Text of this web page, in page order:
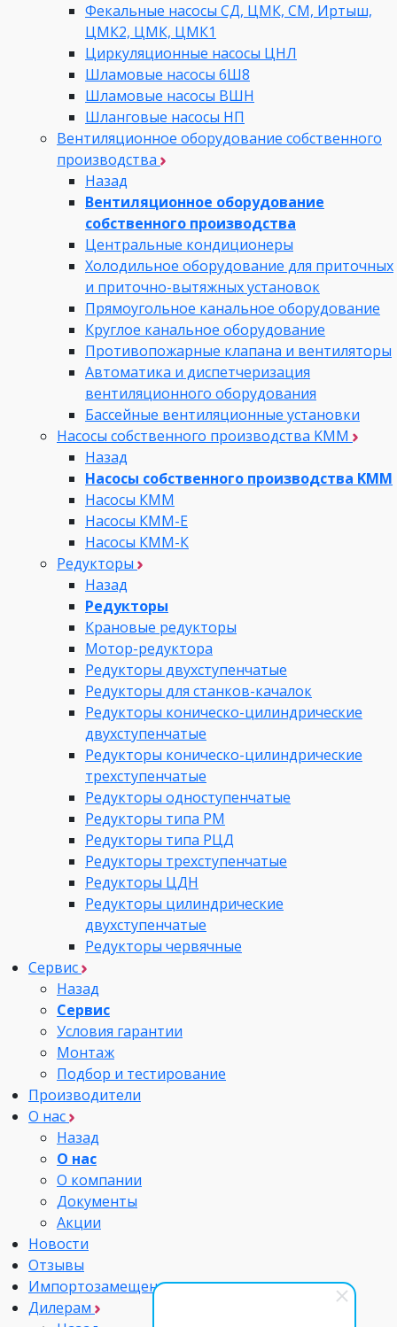
Фекальные насосы СД, ЦМК, СМ, Иртыш,
ЦМК2, ЦМК, ЦМК1
Циркуляционные насосы ЦНЛ
Шламовые насосы 6Ш8
Шламовые насосы ВШН
Шланговые насосы НП
Вентиляционное оборудование собственного
производства
Назад
Вентиляционное оборудование
собственного производства
Центральные кондиционеры
Холодильное оборудование для приточных
и приточно-вытяжных установок
Прямоугольное канальное оборудование
Круглое канальное оборудование
Противопожарные клапана и вентиляторы
Автоматика и диспетчеризация
вентиляционного оборудования
Бассейные вентиляционные установки
Насосы собственного производства KMM
Назад
Насосы собственного производства KMM
Насосы КММ
Насосы КММ-Е
Насосы КММ-К
Редукторы
Назад
Редукторы
Крановые редукторы
Мотор-редуктора
Редукторы двухступенчатые
Редукторы для станков-качалок
Редукторы коническо-цилиндрические
двухступенчатые
Редукторы коническо-цилиндрические
трехступенчатые
Редукторы одноступенчатые
Редукторы типа РМ
Редукторы типа РЦД
Редукторы трехступенчатые
Редукторы ЦДН
Редукторы цилиндрические
двухступенчатые
Редукторы червячные
Сервис
Назад
Сервис
Условия гарантии
Монтаж
Подбор и тестирование
Производители
О нас
Назад
О нас
О компании
Документы
Акции
Новости
Отзывы
Импортозамещение
Дилерам